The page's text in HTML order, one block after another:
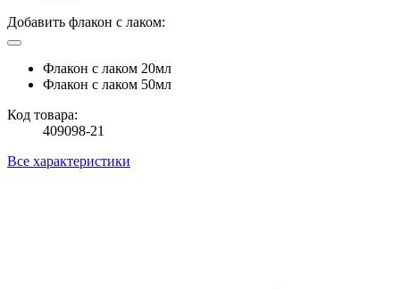
Добавить флакон с лаком:
Флакон с лаком 20мл
Флакон с лаком 50мл
Код товара:
409098-21
Все характеристики